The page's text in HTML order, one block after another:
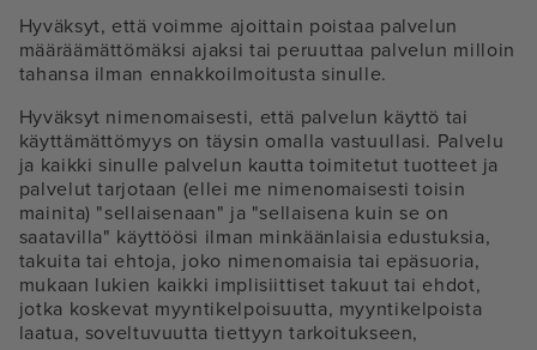
Hyväksyt, että voimme ajoittain poistaa palvelun
määräämättömäksi ajaksi tai peruuttaa palvelun milloin
tahansa ilman ennakkoilmoitusta sinulle.
Hyväksyt nimenomaisesti, että palvelun käyttö tai
käyttämättömyys on täysin omalla vastuullasi. Palvelu
ja kaikki sinulle palvelun kautta toimitetut tuotteet ja
palvelut tarjotaan (ellei me nimenomaisesti toisin
mainita) "sellaisenaan" ja "sellaisena kuin se on
saatavilla" käyttöösi ilman minkäänlaisia edustuksia,
takuita tai ehtoja, joko nimenomaisia tai epäsuoria,
mukaan lukien kaikki implisiittiset takuut tai ehdot,
jotka koskevat myyntikelpoisuutta, myyntikelpoista
laatua, soveltuvuutta tiettyyn tarkoitukseen,